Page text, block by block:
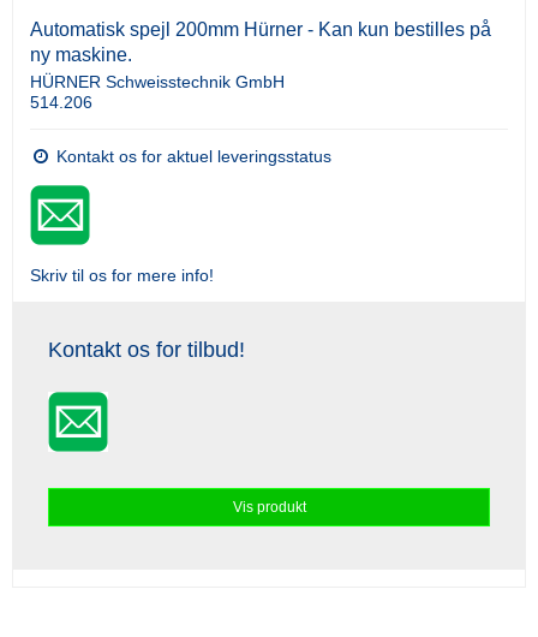
Automatisk spejl 200mm Hürner - Kan kun bestilles på
ny maskine.
HÜRNER Schweisstechnik GmbH
514.206
Kontakt os for aktuel leveringsstatus
Skriv til os for mere info!
Kontakt os for tilbud!
Vis produkt